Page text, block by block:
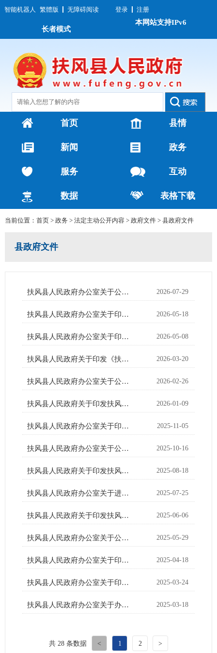
智能机器人 繁體版 无障碍阅读 登录 注册
本网站支持IPv6
长者模式
首页 县情
新闻 政务
服务 互动
数据 表格下载
当前位置： 首页 > 政务 > 法定主动公开内容 > 政府文件 > 县政府文件
县政府文件
扶风县人民政府办公室关于公布《扶风县行政许可事项清单（2026年版）》的通知 2026-07-29
扶风县人民政府办公室关于印发2026年推进政府职能转变工作要点的通知 2026-05-18
扶风县人民政府办公室关于印发2026年全县爱国卫生运动暨健康扶风建设工作要点的通知 2026-05-08
扶风县人民政府关于印发《扶风经开区生命健康产业高质量发展指引》的通知 2026-03-20
扶风县人民政府办公室关于公布《扶风县行政许可事项清单（2025年版）》的通知 2026-02-26
扶风县人民政府关于印发扶风县“宝您满意·扶易办”政务服务品牌建设实施方案的通知 2026-01-09
扶风县人民政府办公室关于印发《“高效办成一件事”2025年度第二批重点事项清单》的通知 2025-11-05
扶风县人民政府办公室关于公布扶风县第四批非物质文化遗产名录的通知 2025-10-16
扶风县人民政府关于印发扶风县爱国卫生暨健康扶风融合发展工作方案的通知 2025-08-18
扶风县人民政府办公室关于进一步做好2025年度防震减灾工作的通知 2025-07-25
扶风县人民政府关于印发扶风县营商环境创新示范区工作方案的通知 2025-06-06
扶风县人民政府办公室关于公布《扶风县行政许可事项清单（2024年版）》的通知 2025-05-29
扶风县人民政府办公室关于印发《城市精细治理行动方案》的通知 2025-04-18
扶风县人民政府办公室关于印发《“高效办成一件事”2025年度第一批重点事项清单》的通知 2025-03-24
扶风县人民政府办公室关于办理县十九届人大四次会议代表建议和县政协十届四次会议委员提案的通知 2025-03-18
共 28 条数据 < 1 2 >